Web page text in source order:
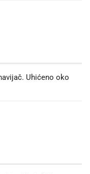
Uhićeno oko